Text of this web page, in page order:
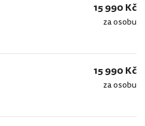
15 990 Kč
za osobu
15 990 Kč
za osobu